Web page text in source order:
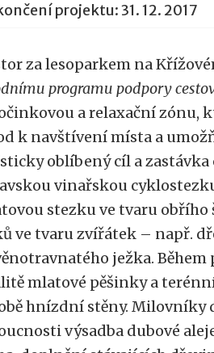
projektu: 31. 12. 2017
za lesoparkem na
programu podpory
a relaxační zónu,
k navštívení místa a
oblíbený cíl a
vinařskou
stezku ve tvaru
ve tvaru zvířátek – např.
ježka.
mlatové pěšinky a
hnízdní stěny. Milovníky
výsadba dubové